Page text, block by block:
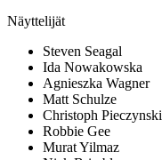
Näyttelijät
Steven Seagal
Ida Nowakowska
Agnieszka Wagner
Matt Schulze
Christoph Pieczynski
Robbie Gee
Murat Yilmaz